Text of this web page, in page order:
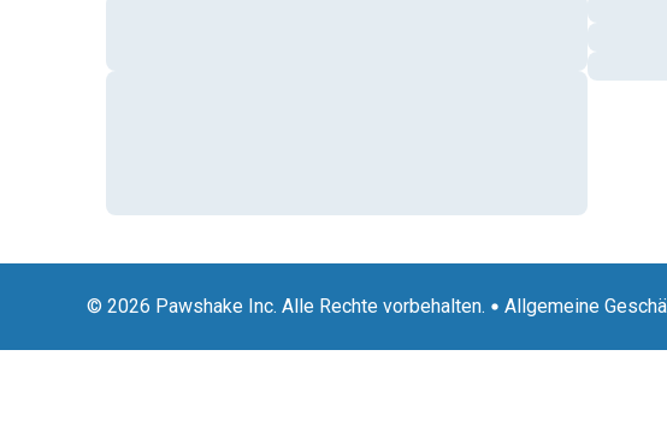
© 2026 Pawshake Inc. Alle Rechte vorbehalten. Allgemeine